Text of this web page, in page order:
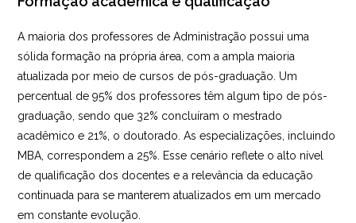
A maioria dos professores de Administração possui uma
sólida formação na própria área, com a ampla maioria
atualizada por meio de cursos de pós-graduação. Um
percentual de 95% dos professores têm algum tipo de pós-
graduação, sendo que 32% concluíram o mestrado
acadêmico e 21%, o doutorado. As especializações, incluindo
MBA, correspondem a 25%. Esse cenário reflete o alto nível
de qualificação dos docentes e a relevância da educação
continuada para se manterem atualizados em um mercado
em constante evolução.